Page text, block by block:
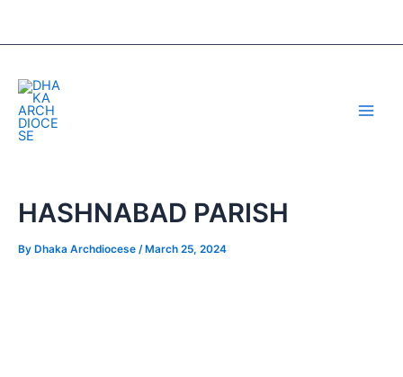
HASHNABAD PARISH
By Dhaka Archdiocese /March 25, 2024